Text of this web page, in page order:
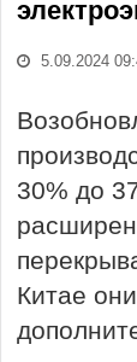
5.09.2024
30% до
Китае